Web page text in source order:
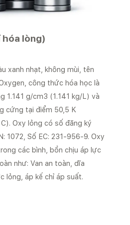
hóa lòng)
xanh nhạt, không mùi, tên
công thức hóa học là
1.141 g/cm3 (1.141 kg/L) và
cứng tại điểm 50,5 K
Oxy lỏng có số đăng ký
1072, Số EC: 231-956-9. Oxy
các bình, bồn chịu áp lực
như: Van an toàn, dĩa
lỏng, áp kế chỉ áp suất.